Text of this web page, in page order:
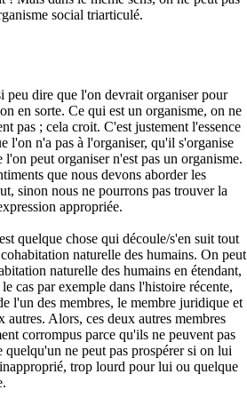
social triarticulé.
peu dire que l'on devrait organiser pour
en sorte. Ce qui est un organisme, on ne
pas ; cela croit. C'est justement l'essence
l'on n'a pas à l'organiser, qu'il s'organise
l'on peut organiser n'est pas un organisme.
que nous devons aborder les
sinon nous ne pourrons pas trouver la
appropriée.
quelque chose qui découle/s'en suit tout
naturelle des humains. On peut
naturelle des humains en étendant,
cas par exemple dans l'histoire récente,
l'un des membres, le membre juridique et
autres. Alors, ces deux autres membres
corrompus parce qu'ils ne peuvent pas
quelqu'un ne peut pas prospérer si on lui
trop lourd pour lui ou quelque